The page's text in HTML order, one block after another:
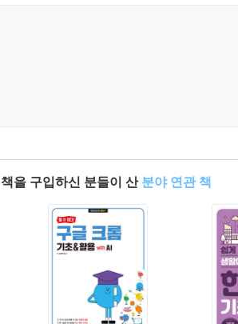
을 구입하신 분들이 산 분야 연관 책